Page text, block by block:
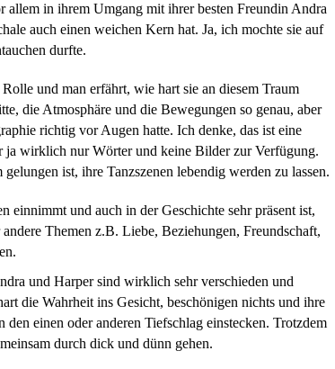
allem in ihrem Umgang mit ihrer besten Freundin Andra
auch einen weichen Kern hat. Ja, ich mochte sie auf
durfte.
und man erfährt, wie hart sie an diesem Traum
die Atmosphäre und die Bewegungen so genau, aber
richtig vor Augen hatte. Ich denke, das ist eine
ja wirklich nur Wörter und keine Bilder zur Verfügung.
ist, ihre Tanzszenen lebendig werden zu lassen.
und auch in der Geschichte sehr präsent ist,
Themen z.B. Liebe, Beziehungen, Freundschaft,
und Harper sind wirklich sehr verschieden und
die Wahrheit ins Gesicht, beschönigen nichts und ihre
den einen oder anderen Tiefschlag einstecken. Trotzdem
durch dick und dünn gehen.